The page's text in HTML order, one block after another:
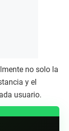
no solo la
y el
usuario.